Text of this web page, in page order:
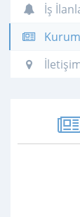
İş